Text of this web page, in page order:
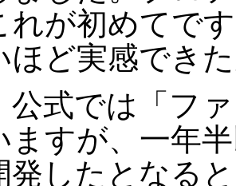
れが初めてで
ほど実感でき
式では「フ
ますが、一年
発したとなる